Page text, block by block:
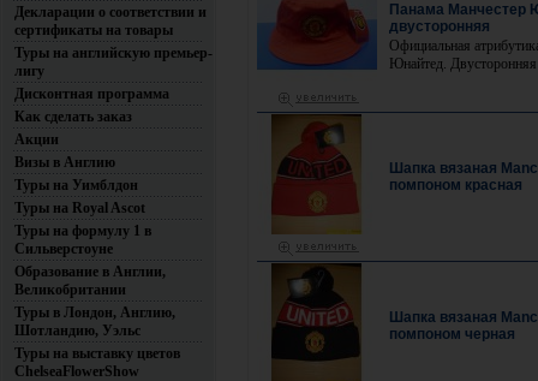
Декларации о соответствии и
сертификаты на товары
Туры на английскую премьер-
лигу
Дисконтная программа
Как сделать заказ
Акции
Визы в Англию
Туры на Уимблдон
Туры на Royal Ascot
Туры на формулу 1 в
Сильверстоуне
Образование в Англии,
Великобритании
Туры в Лондон, Англию,
Шотландию, Уэльс
Туры на выставку цветов
ChelseaFlowerShow
Панама Манчестер
двусторонняя
Официальная
Юнайтед.
Шапка вязаная
помпоном красная
Шапка вязаная
помпоном черная